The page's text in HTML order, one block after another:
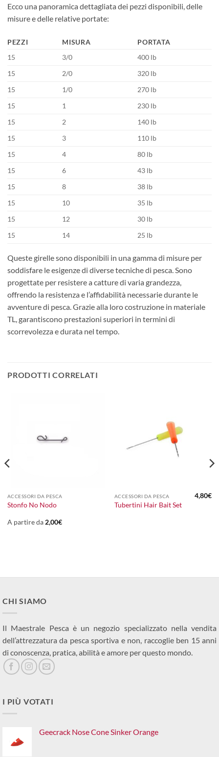
Ecco una panoramica dettagliata dei pezzi disponibili, delle
misure e delle relative portate:
PEZZI MISURA
PORTATA
15
3/0
400 lb
15
2/0
320 lb
15
1/0
270 lb
15
1
230 lb
15
2
140 lb
15
3
110 lb
15
4
80 lb
15
6
43 lb
15
8
38 lb
15
10
35 lb
15
12
30 lb
15
14 25 lb
Queste girelle sono disponibili in una gamma di misure per
soddisfare le esigenze di diverse tecniche di pesca. Sono
progettate per resistere a catture di varia grandezza,
offrendo la resistenza e l’affidabilità necessarie durante le
avventure di pesca. Grazie alla loro costruzione in materiale
TL, garantiscono prestazioni superiori in termini di
scorrevolezza e durata nel tempo.
PRODOTTI CORRELATI
ACCESSORI DA PESCA
Stonfo No Nodo
A partire da 2,00€
ACCESSORI DA PESCA
Tubertini Hair Bait Set
4,80€
CHI SIAMO
Il Maestrale Pesca è un negozio specializzato nella vendita
dell’attrezzatura da pesca sportiva e non, raccoglie ben 15 anni
di conoscenza, pratica, abilità e amore per questo mondo.
I PIÙ VOTATI
Geecrack Nose Cone Sinker Orange